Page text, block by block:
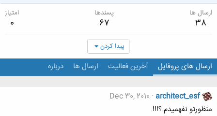
ارسال ها
38
پسندها
67
امتیاز
0
پیدا کردن
ارسال های پروفایل آخرین فعالیت ارسال ها درباره
architect_esf
Dec 30, 2010
منظورتو نفهميدم ؟!!!